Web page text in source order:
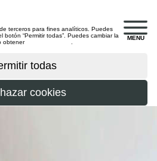
MENU
terceros para fines analíticos. Puedes
“Permitir todas”. Puedes cambiar la
obtener